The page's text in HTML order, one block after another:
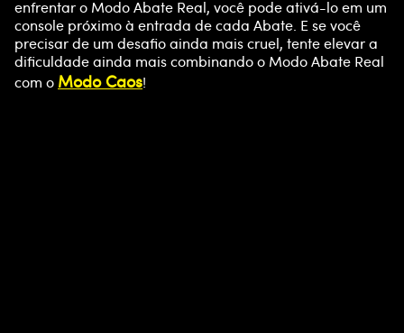
enfrentar o Modo Abate Real, você pode ativá-lo em um
console próximo à entrada de cada Abate. E se você
precisar de um desafio ainda mais cruel, tente elevar a
dificuldade ainda mais combinando o Modo Abate Real
com o Modo Caos!